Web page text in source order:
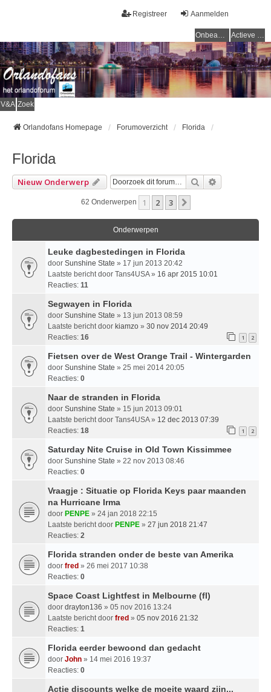
Aanmelden
Registreer
Onbeantwoorde onderwerpen Actieve onderwerpen
V&A Zoek
Orlandofans Homepage Forumoverzicht Florida
Florida
Nieuw Onderwerp Zoek
62 Onderwerpen 1 2 3
Onderwerpen
Leuke dagbestedingen in Florida
door Sunshine State » 17 jun 2013 20:42
Laatste bericht door Tans4USA» 16 apr 2015 10:01
Reacties: 11
Segwayen in Florida
door Sunshine State » 13 jun 2013 08:59
Laatste bericht door kiamzo » 30 nov 2014 20:49
Reacties: 16 1 2
Fietsen over de West Orange Trail - Wintergarden
door Sunshine State » 25 mei 2014 20:05
Reacties: 0
Naar de stranden in Florida
door Sunshine State » 15 jun 2013 09:01
Laatste bericht door Tans4USA» 12 dec 2013 07:39
Reacties: 18 1 2
Saturday Nite Cruise in Old Town Kissimmee
door Sunshine State » 22 nov 2013 08:46
Reacties: 0
Vraagje : Situatie op Florida Keys paar maanden
na Hurricane Irma
door PENPE » 24 jan 2018 22:15
Laatste bericht door PENPE » 27 jun 2018 21:47
Reacties: 2
Florida stranden onder de beste van Amerika
door fred » 26 mei 2017 10:38
Reacties: 0
Space Coast Lightfest in Melbourne (fl)
door drayton136 » 05 nov 2016 13:24
Laatste bericht door fred » 05 nov 2016 21:32
Reacties: 1
Florida eerder bewoond dan gedacht
door John » 14 mei 2016 19:37
Reacties: 0
Actie discounts welke de moeite waard zijn...